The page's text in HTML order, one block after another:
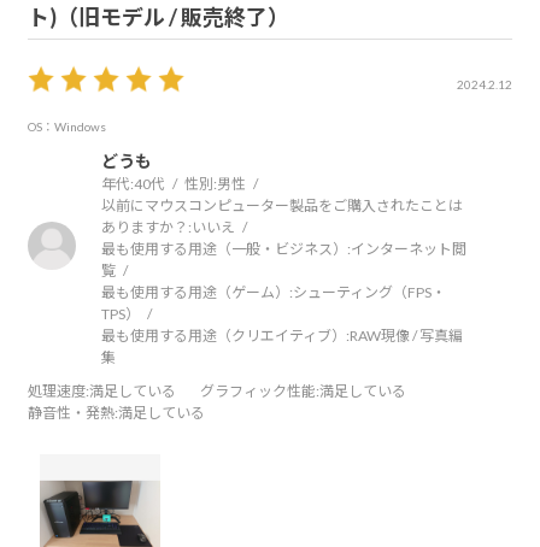
ト)（旧モデル / 販売終了）
2024.2.12
OS：Windows
どうも
年代:40代 性別:男性
以前にマウスコンピューター製品をご購入されたことは
ありますか？: いいえ
最も使用する用途（一般・ビジネス）:インターネット閲
覧
最も使用する用途（ゲーム）:シューティング（FPS・
TPS）
最も使用する用途（クリエイティブ）:RAW現像 / 写真編
集
処理速度:満足している グラフィック性能:満足している
静音性・発熱:満足している